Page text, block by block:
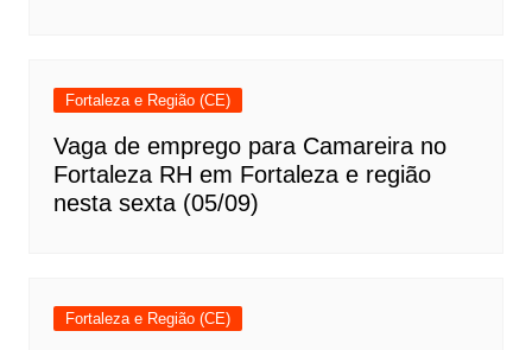
Fortaleza e Região (CE)
Vaga de emprego para Camareira no
Fortaleza RH em Fortaleza e região
nesta sexta (05/09)
Fortaleza e Região (CE)